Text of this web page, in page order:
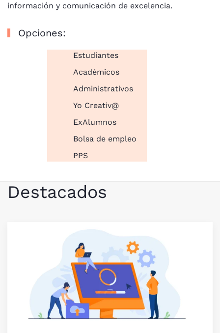
información y comunicación de excelencia.
Opciones:
Estudiantes
Académicos
Administrativos
Yo Creativ@
ExAlumnos
Bolsa de empleo
PPS
Destacados